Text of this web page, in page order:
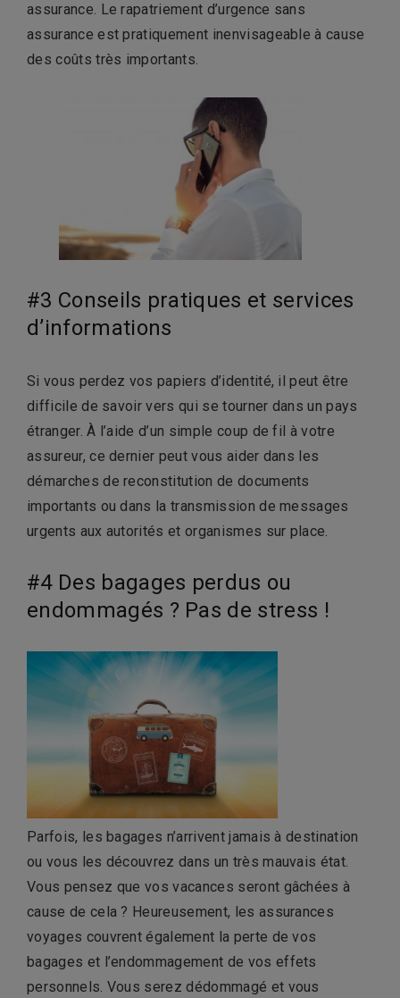
assurance. Le rapatriement d’urgence sans
assurance est pratiquement inenvisageable à cause
des coûts très importants.
#3 Conseils pratiques et services
d’informations
Si vous perdez vos papiers d’identité, il peut être
difficile de savoir vers qui se tourner dans un pays
étranger. À l’aide d’un simple coup de fil à votre
assureur, ce dernier peut vous aider dans les
démarches de reconstitution de documents
importants ou dans la transmission de messages
urgents aux autorités et organismes sur place.
#4 Des bagages perdus ou
endommagés ? Pas de stress !
Parfois, les bagages n’arrivent jamais à destination
ou vous les découvrez dans un très mauvais état.
Vous pensez que vos vacances seront gâchées à
cause de cela ? Heureusement, les assurances
voyages couvrent également la perte de vos
bagages et l’endommagement de vos effets
personnels. Vous serez dédommagé et vous